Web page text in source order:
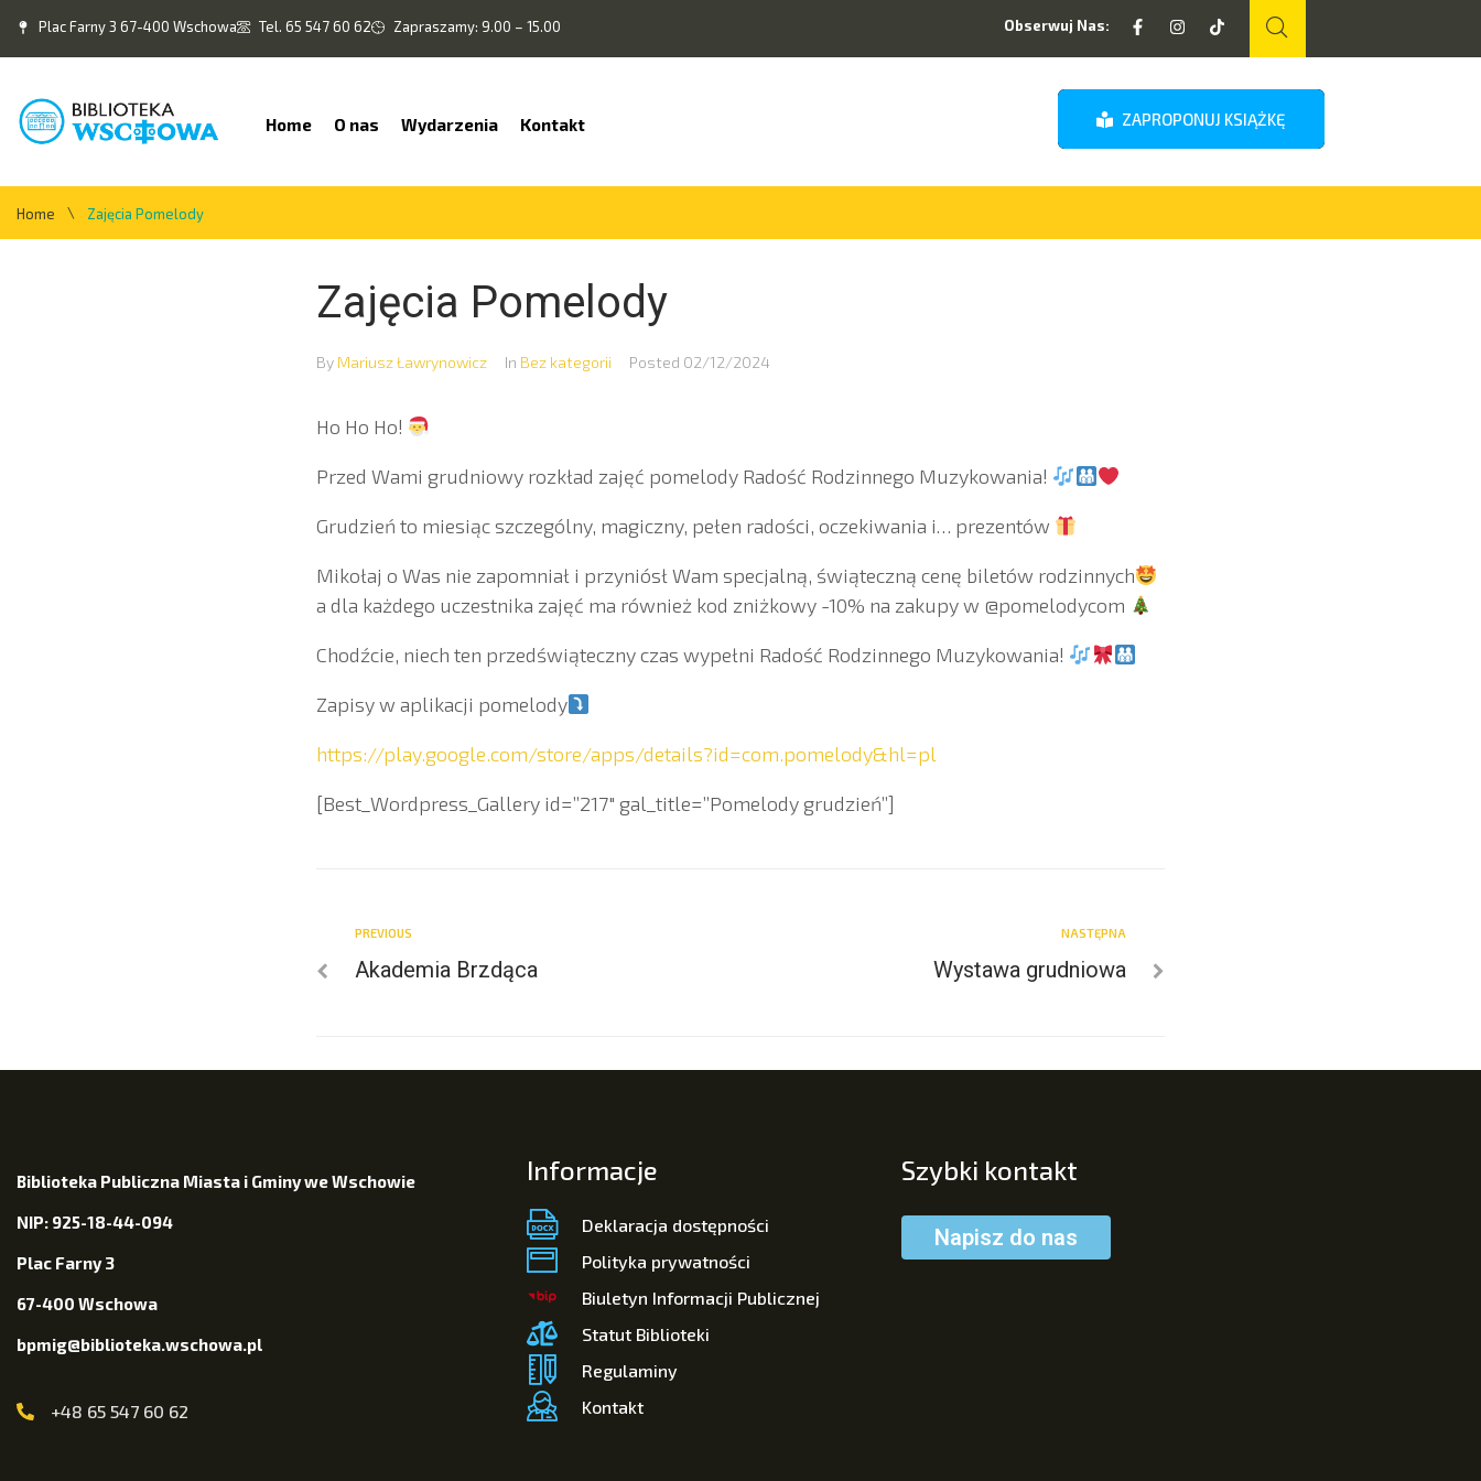
Plac Farny 3 67-400 Wschowa Tel. 65 547 60 62 Zapraszamy: 9.00 – 15.00 Obserwuj Nas:
Home O nas Wydarzenia Kontakt ZAPROPONUJ KSIĄŻKĘ
Home \ Zajęcia Pomelody
Zajęcia Pomelody
By Mariusz Ławrynowicz In Bez kategorii Posted 02/12/2024
Ho Ho Ho!
Przed Wami grudniowy rozkład zajęć pomelody Radość Rodzinnego Muzykowania!
Grudzień to miesiąc szczególny, magiczny, pełen radości, oczekiwania i… prezentów
Mikołaj o Was nie zapomniał i przyniósł Wam specjalną, świąteczną cenę biletów rodzinnych
a dla każdego uczestnika zajęć ma również kod zniżkowy -10% na zakupy w @pomelodycom
Chodźcie, niech ten przedświąteczny czas wypełni Radość Rodzinnego Muzykowania!
Zapisy w aplikacji pomelody
https://play.google.com/store/apps/details?id=com.pomelody&hl=pl
[Best_Wordpress_Gallery id=”217″ gal_title=”Pomelody grudzień”]
PREVIOUS
Akademia Brzdąca
NASTĘPNA
Wystawa grudniowa
Biblioteka Publiczna Miasta i Gminy we Wschowie
NIP: 925-18-44-094
Plac Farny 3
67-400 Wschowa
bpmig@biblioteka.wschowa.pl
+48 65 547 60 62
Informacje
Deklaracja dostępności
Polityka prywatności
Biuletyn Informacji Publicznej
Statut Biblioteki
Regulaminy
Kontakt
Szybki kontakt
Napisz do nas